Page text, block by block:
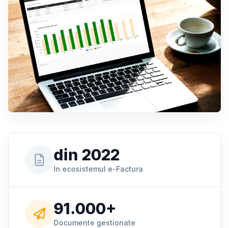
din 2022
In ecosistemul e-Factura
91.000+
Documente gestionate